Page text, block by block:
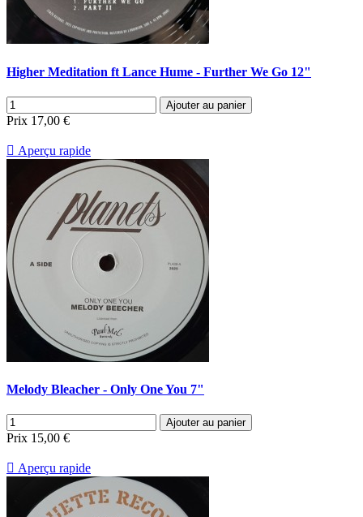
Higher Meditation ft Lance Hume - Further We Go 12"
Ajouter au panier
Prix 17,00 €
 Aperçu rapide
Melody Bleacher - Only One You 7"
Ajouter au panier
Prix 15,00 €
 Aperçu rapide